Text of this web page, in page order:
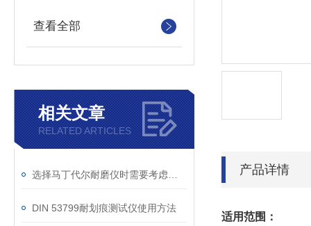
查看全部
相关文章
RELATED ARTICLES
DIN 53799耐划痕测试仪使用方法
产品详情
适用范围：